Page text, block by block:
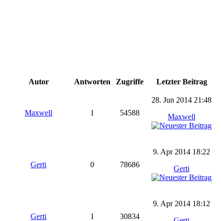
Autor Antworten Zugriffe Letzter Beitrag
Maxwell 1 54588
28. Jun 2014 21:48
Maxwell
Gerti 0 78686
9. Apr 2014 18:22
Gerti
Gerti 1 30834
9. Apr 2014 18:12